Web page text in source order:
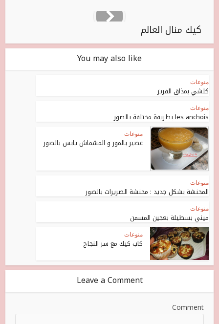
كيك منال العالم
You may also like
منوعات
كلشي بمذاق الفريز
منوعات
les anchois بطريقة مختلفة بالصور
منوعات
عصير بالموز و المشماش يابس بالصور
منوعات
المحنشة بشكل جديد : محنشة الصريرات بالصور
منوعات
ميني بسطيلة بعجين المسمن
منوعات
كاب كيك مع سر النجاح
Leave a Comment
Comment